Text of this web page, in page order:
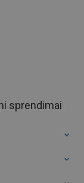
sprendimai